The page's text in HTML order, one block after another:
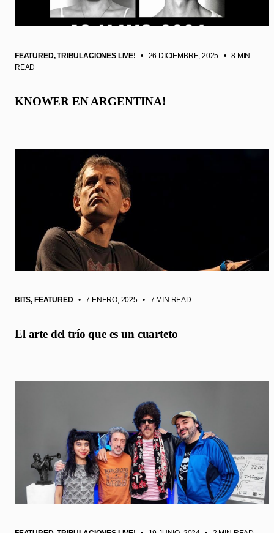
FEATURED,TRIBULACIONES LIVE! • 26 DICIEMBRE, 2025 • 8 MIN
READ
KNOWER EN ARGENTINA!
BITS, FEATURED • 7 ENERO, 2025 • 7 MIN READ
El arte del trío que es un cuarteto